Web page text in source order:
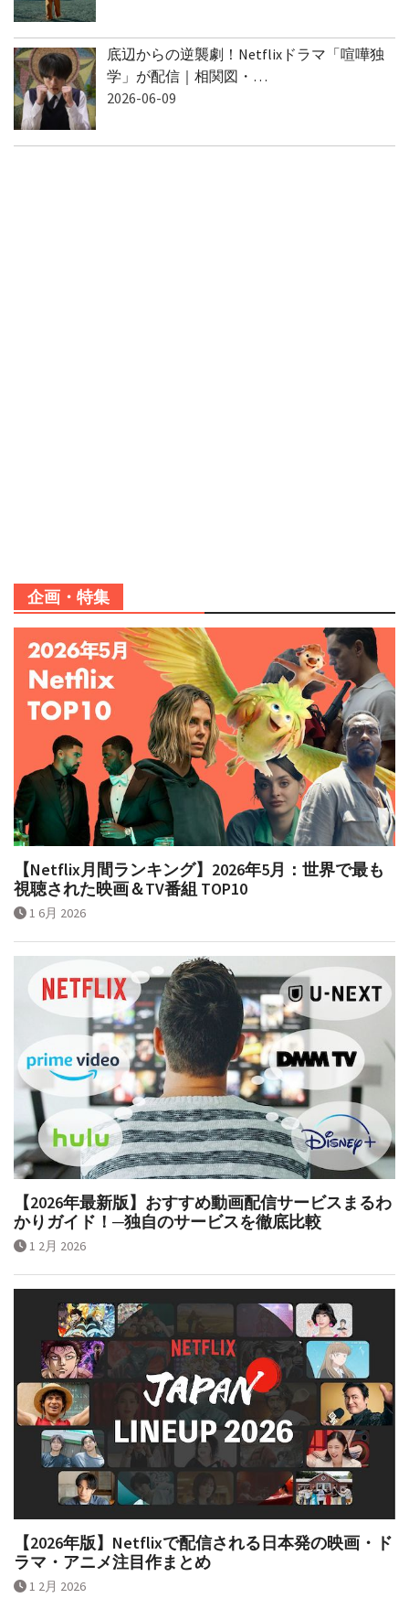
底辺からの逆襲劇！Netflixドラマ「喧嘩独
学」が配信｜相関図・…
企画・特集
【Netflix月間ランキング】2026年5月：世界で最も
視聴された映画＆TV番組 TOP10
【2026年最新版】おすすめ動画配信サービスまるわ
かりガイド！─独自のサービスを徹底比較
【2026年版】Netflixで配信される日本発の映画・ド
ラマ・アニメ注目作まとめ